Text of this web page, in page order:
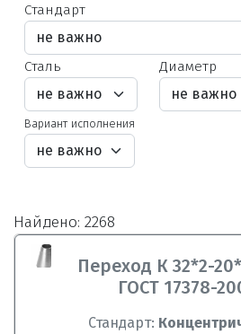
Стандарт
Сталь Диаметр
Вариант исполнения
Найдено: 2268
Переход К 32*2-
ГОСТ 17378-
Стандарт: